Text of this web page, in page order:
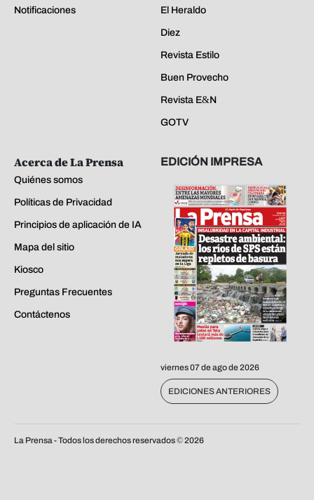
Notificaciones El Heraldo
Diez
Revista Estilo
Buen Provecho
Revista E&N
GOTV
Acerca de La Prensa
Quiénes somos
Políticas de Privacidad
Principios de aplicación de IA
Mapa del sitio
Kiosco
Preguntas Frecuentes
Contáctenos
EDICIÓN IMPRESA
viernes 07 de ago de 2026
EDICIONES ANTERIORES
La Prensa - Todos los derechos reservados ©2026